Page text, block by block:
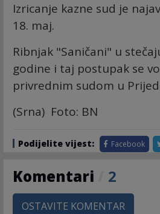
Izricanje kazne sud je
18. maj.
Ribnjak "Saničani" u
godine i taj postupak se
privrednim sudom u
(Srna) Foto: BN
Podijelite vijest: Facebook
Komentari 2
OSTAVITE KOMENTAR